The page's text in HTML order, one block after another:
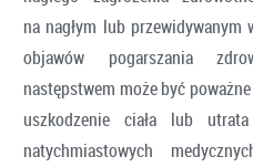
na nagłym lub
objawów pogarszania
następstwem może być
uszkodzenie ciała lub
natychmiastowych